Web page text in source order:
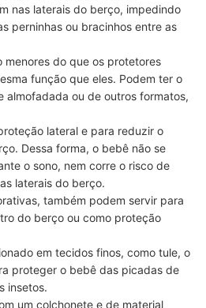
nas laterais do berço, impedindo
perninhas ou bracinhos entre as
menores do que os protetores
função que eles. Podem ter o
almofadada ou de outros formatos,
lateral e para reduzir o
. Dessa forma, o bebê não se
o sono, nem corre o risco de
laterais do berço.
também podem servir para
do berço ou como proteção
em tecidos finos, como tule, o
proteger o bebê das picadas de
insetos.
um colchonete e de material